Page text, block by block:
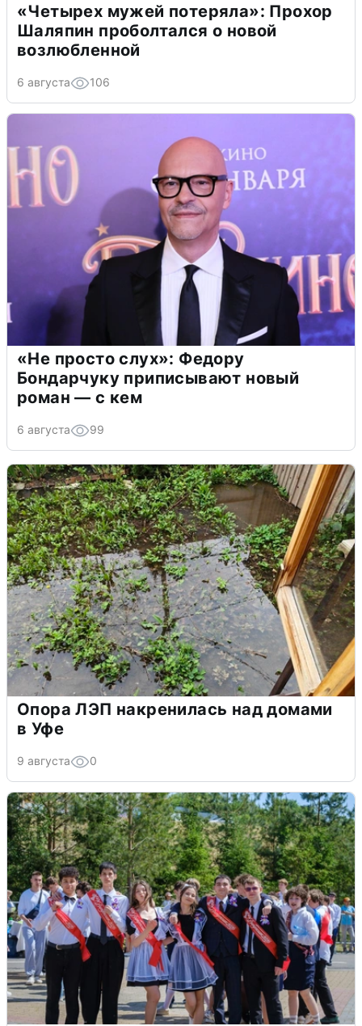
«Четырех мужей потеряла»: Прохор
Шаляпин проболтался о новой
возлюбленной
6 августа 106
«Не просто слух»: Федору
Бондарчуку приписывают новый
роман — с кем
6 августа 99
Опора ЛЭП накренилась над домами
в Уфе
9 августа 0